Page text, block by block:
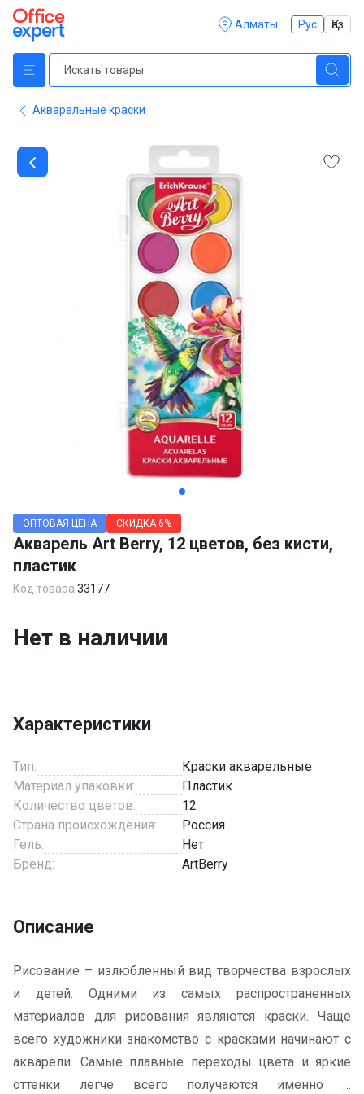
Алматы Рус Қаз
Акварельные краски
of
2
ОПТОВАЯ ЦЕНА СКИДКА 6%
Акварель Art Berry, 12 цветов, без кисти,
пластик
Код товара:33177
Нет в наличии
Характеристики
Тип:
Краски акварельные
Материал упаковки:
Пластик
Количество цветов:
12
Страна происхождения:
Россия
Гель:
Нет
Бренд:
ArtBerry
Описание
Рисование – излюбленный вид творчества взрослых
и детей. Одними из самых распространенных
материалов для рисования являются краски. Чаще
всего художники знакомство с красками начинают с
акварели. Самые плавные переходы цвета и яркие
оттенки легче всего получаются именно в